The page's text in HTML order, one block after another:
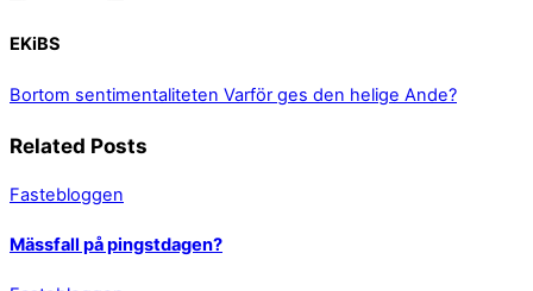
EKiBS
Bortom sentimentaliteten Varför ges den helige Ande?
Related Posts
Fastebloggen
Mässfall på pingstdagen?